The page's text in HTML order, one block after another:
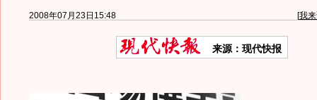
2008年07月23日15:48 [我
来源：现代快报